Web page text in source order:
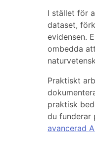
I stället för
dataset,
evidensen.
ombedda
Praktiskt
praktisk
du funderar
avancerad